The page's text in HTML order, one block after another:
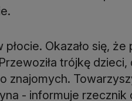
Okazało się, że
trójkę dzieci,
znajomych.
- informuje rzecznik